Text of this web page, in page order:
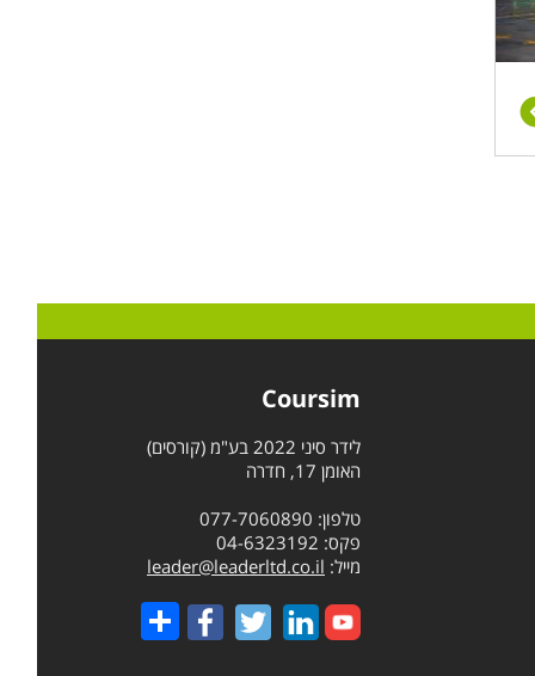
Coursim
לידר סיני 2022 בע"מ (קורסים)
האומן 17, חדרה
טלפון: 077-7060890
פקס: 04-6323192
מייל: leader@leaderltd.co.il
Share